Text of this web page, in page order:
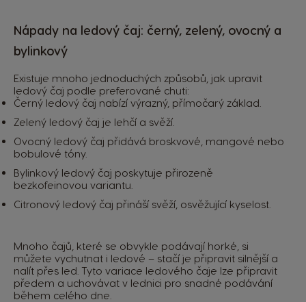
Nápady na ledový čaj: černý, zelený, ovocný a
bylinkový
Existuje mnoho jednoduchých způsobů, jak upravit
ledový čaj podle preferované chuti:
Černý ledový čaj nabízí výrazný, přímočarý základ.
Zelený ledový čaj je lehčí a svěží.
Ovocný ledový čaj přidává broskvové, mangové nebo
bobulové tóny.
Bylinkový ledový čaj poskytuje přirozeně
bezkofeinovou variantu.
Citronový ledový čaj přináší svěží, osvěžující kyselost.
Mnoho čajů, které se obvykle podávají horké, si
můžete vychutnat i ledové – stačí je připravit silnější a
nalít přes led. Tyto variace ledového čaje lze připravit
předem a uchovávat v lednici pro snadné podávání
během celého dne.